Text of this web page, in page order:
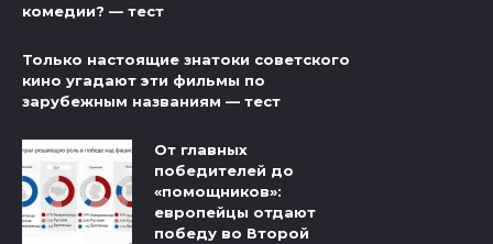
комедии? — тест
Только настоящие знатоки советского
кино угадают эти фильмы по
зарубежным названиям — тест
От главных
победителей до
«помощников»:
европейцы отдают
победу во Второй